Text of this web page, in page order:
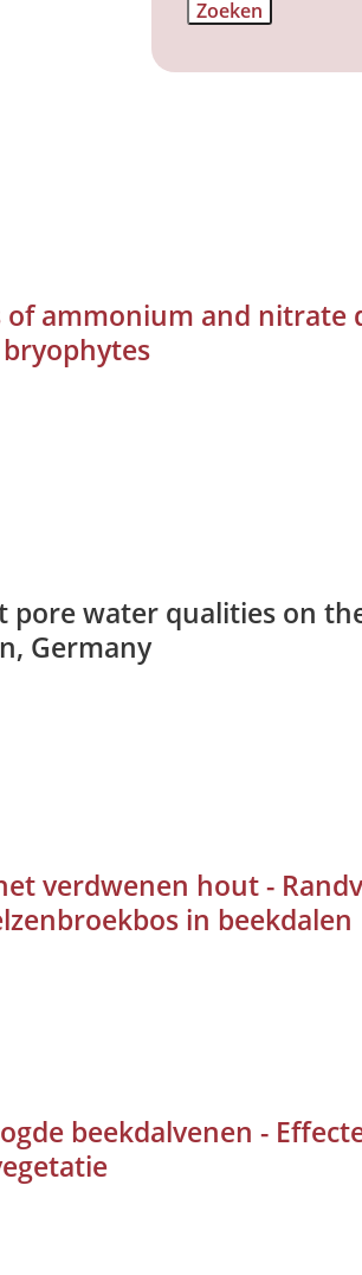
ammonium and nitrate
pore water qualities on
Germany
verdwenen hout -
in beekdalen
beekdalvenen -